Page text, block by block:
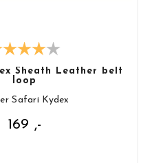
Sheath Leather belt
loop
Safari Kydex
169 ,-